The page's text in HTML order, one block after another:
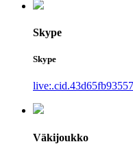
Skype
Skype
Väkijoukko